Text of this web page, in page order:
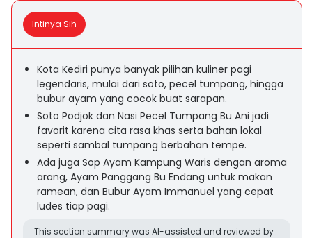
Intinya Sih
Kota Kediri punya banyak pilihan kuliner pagi
legendaris, mulai dari soto, pecel tumpang, hingga
bubur ayam yang cocok buat sarapan.
Soto Podjok dan Nasi Pecel Tumpang Bu Ani jadi
favorit karena cita rasa khas serta bahan lokal
seperti sambal tumpang berbahan tempe.
Ada juga Sop Ayam Kampung Waris dengan aroma
arang, Ayam Panggang Bu Endang untuk makan
ramean, dan Bubur Ayam Immanuel yang cepat
ludes tiap pagi.
This section summary was AI-assisted and reviewed by